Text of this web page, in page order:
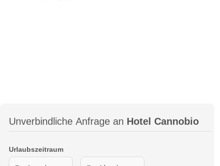
Unverbindliche Anfrage an Hotel Cannobio
Urlaubszeitraum